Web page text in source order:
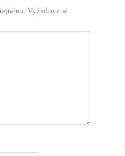
Vyžadované